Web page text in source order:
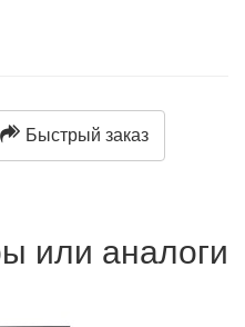
Быстрый заказ
или аналоги